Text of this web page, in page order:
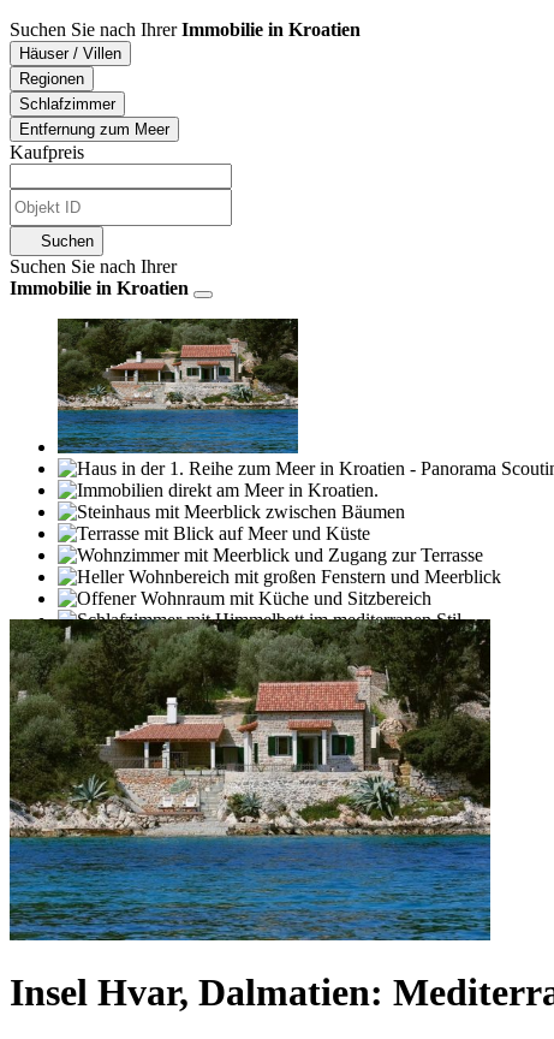
Suchen Sie nach IhrerImmobilie in Kroatien
Häuser / Villen
Regionen
Schlafzimmer
Entfernung zum Meer
Kaufpreis
Suchen
Suchen Sie nach Ihrer
Immobilie in Kroatien
Insel Hvar, Dalmatien: